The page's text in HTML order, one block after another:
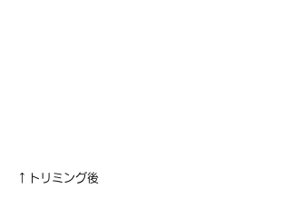
↑トリミング後